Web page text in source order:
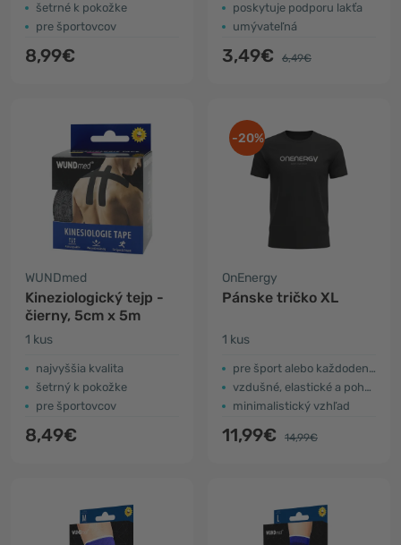
šetrné k pokožke
pre športovcov
8,99€
poskytuje podporu lakťa
umývateľná
3,49€ 6,49€
WUNDmed
Kineziologický tejp -
čierny, 5cm x 5m
1 kus
najvyššia kvalita
šetrný k pokožke
pre športovcov
8,49€
-20%
OnEnergy
Pánske tričko XL
1 kus
pre šport alebo každodenné použitie
vzdušné, elastické a pohodlné
minimalistický vzhľad
11,99€ 14,99€